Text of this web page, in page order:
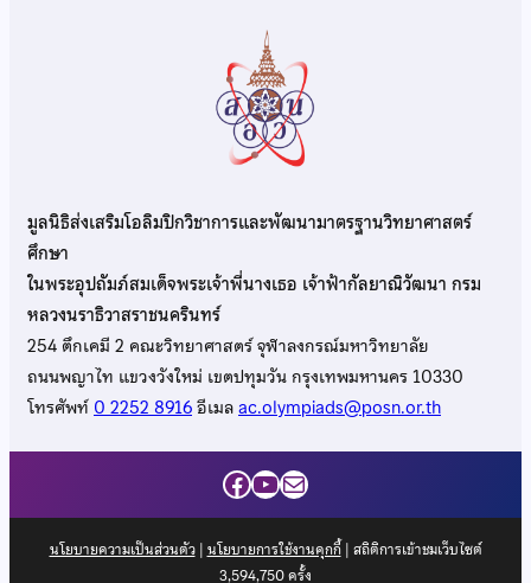
มูลนิธิส่งเสริมโอลิมปิกวิชาการและพัฒนามาตรฐานวิทยาศาสตร์
ศึกษา
ในพระอุปถัมภ์สมเด็จพระเจ้าพี่นางเธอ เจ้าฟ้ากัลยาณิวัฒนา กรม
หลวงนราธิวาสราชนครินทร์
254 ตึกเคมี 2 คณะวิทยาศาสตร์ จุฬาลงกรณ์มหาวิทยาลัย
ถนนพญาไท แขวงวังใหม่ เขตปทุมวัน กรุงเทพมหานคร 10330
โทรศัพท์0 2252 8916อีเมลac.olympiads@posn.or.th
Facebook
YouTube
Mail
นโยบายความเป็นส่วนตัว| นโยบายการใช้งานคุกกี้| สถิติการเข้าชมเว็บไซต์
3,594,750ครั้ง